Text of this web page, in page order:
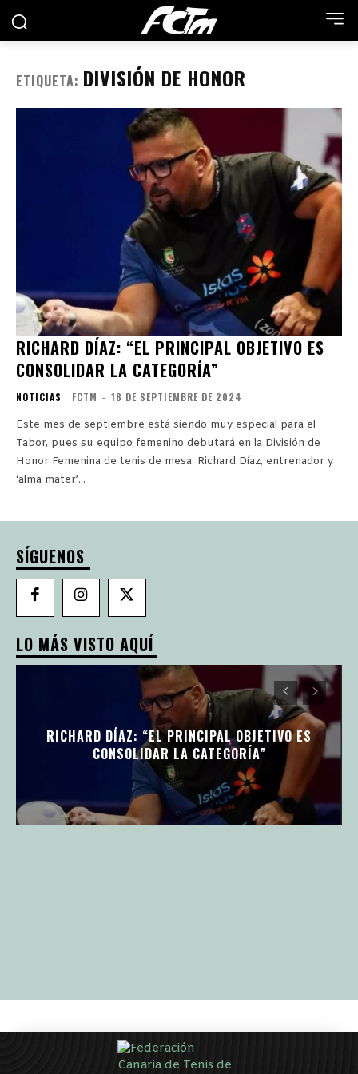
ETIQUETA: DIVISIÓN DE HONOR
RICHARD DÍAZ: “EL PRINCIPAL OBJETIVO ES
CONSOLIDAR LA CATEGORÍA”
NOTICIAS FCTM - 18 DE SEPTIEMBRE DE 2024
Este mes de septiembre está siendo muy especial para el
Tabor, pues su equipo femenino debutará en la División de
Honor Femenina de tenis de mesa. Richard Díaz, entrenador y
‘alma mater’...
SÍGUENOS
LO MÁS VISTO AQUÍ
RICHARD DÍAZ: “EL PRINCIPAL OBJETIVO ES
CONSOLIDAR LA CATEGORÍA”